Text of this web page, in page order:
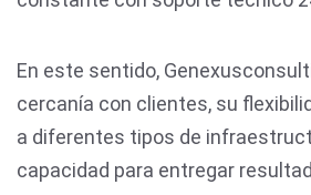
En este sentido,
cercanía con clientes, su
a diferentes tipos de
capacidad para entregar